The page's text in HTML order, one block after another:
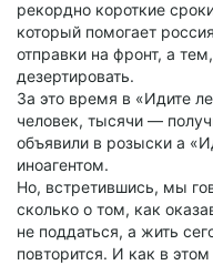
рекордно короткие
который помогает
отправки на фронт, а
дезертировать.
За это время в «Идите
человек, тысячи —
объявили в розыски а
иноагентом.
Но, встретившись, мы
сколько о том, как
не поддаться, а жить
повторится. И как в